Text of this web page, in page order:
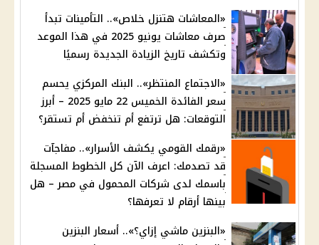
«المعاشات هتنزل خلاص».. التأمينات تبدأ
صرف معاشات يونيو 2025 في هذا الموعد
وتكشف تاريخ الزيادة الجديدة رسميًا
«الاجتماع المنتظر».. البنك المركزي يحسم
سعر الفائدة الخميس 22 مايو 2025 – أبرز
التوقعات: هل ترتفع أم تنخفض أم تستقر؟
«رقمك القومي يكشف الأسرار».. مفاجآت
قد تصدمك: اعرف الآن كل الخطوط المسجلة
باسمك لدى شركات المحمول في مصر – هل
بينها أرقام لا تعرفها؟
«البنزين ماشي إزاي؟».. أسعار البنزين